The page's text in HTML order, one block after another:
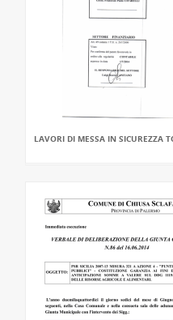
LAVORI DI MESSA IN SICUREZZA